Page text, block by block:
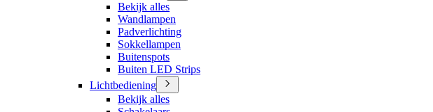
Bekijk alles
Wandlampen
Padverlichting
Sokkellampen
Buitenspots
Buiten LED Strips
Lichtbediening
Bekijk alles